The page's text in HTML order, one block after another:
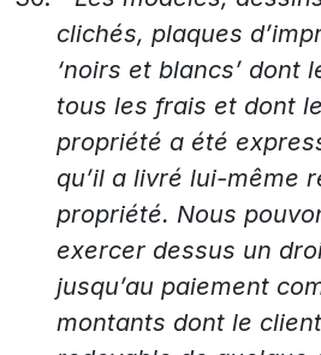
clichés, plaques
‘noirs et blancs’ dont
tous les frais et dont
propriété a été
qu’il a livré lui-même
propriété. Nous
exercer dessus un
jusqu’au paiement
montants dont le